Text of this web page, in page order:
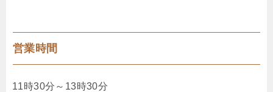
営業時間
11時30分～13時30分